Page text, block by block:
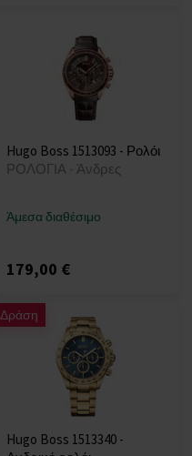
Hugo Boss 1513093 - Ρολόι
ΡΟΛΟΓΙΑ - Άνδρες
Άμεσα διαθέσιμο
179,00 €
Δράση
Hugo Boss 1513340 -